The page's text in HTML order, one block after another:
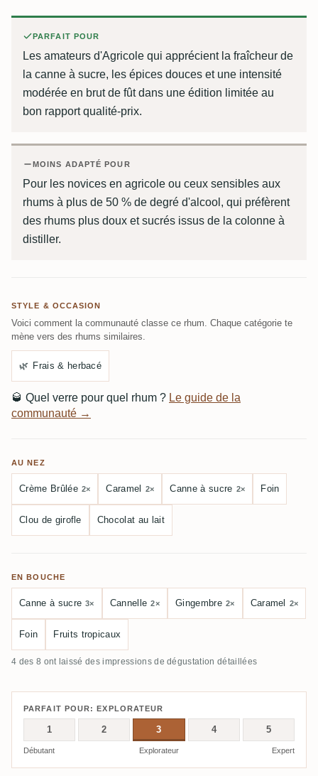
PARFAIT POUR
Les amateurs d'Agricole qui apprécient la fraîcheur de
la canne à sucre, les épices douces et une intensité
modérée en brut de fût dans une édition limitée au
bon rapport qualité-prix.
MOINS ADAPTÉ POUR
Pour les novices en agricole ou ceux sensibles aux
rhums à plus de 50 % de degré d'alcool, qui préfèrent
des rhums plus doux et sucrés issus de la colonne à
distiller.
STYLE & OCCASION
Voici comment la communauté classe ce rhum. Chaque catégorie te
mène vers des rhums similaires.
🌿 Frais & herbacé
🥃 Quel verre pour quel rhum ? Le guide de la
communauté →
AU NEZ
Crème Brûlée 2× Caramel 2× Canne à sucre 2× Foin
Clou de girofle Chocolat au lait
EN BOUCHE
Canne à sucre 3× Cannelle 2× Gingembre 2× Caramel 2×
Foin Fruits tropicaux
4 des 8 ont laissé des impressions de dégustation détaillées
PARFAIT POUR: EXPLORATEUR
1 2 3 4 5
Débutant Explorateur Expert